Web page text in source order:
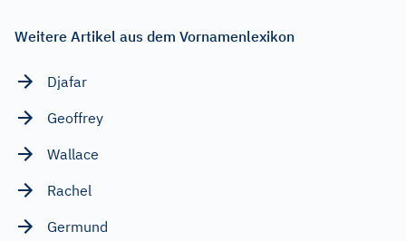
Weitere Artikel aus dem Vornamenlexikon
Djafar
Geoffrey
Wallace
Rachel
Germund